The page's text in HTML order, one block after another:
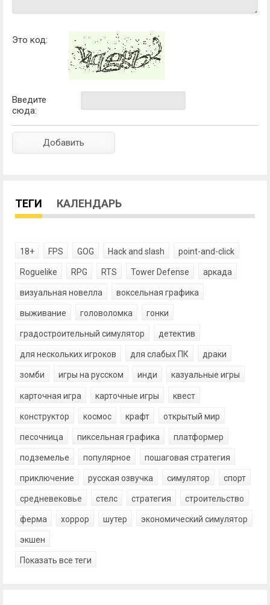
Это код:
Введите
сюда:
ТЕГИ КАЛЕНДАРЬ
18+ FPS GOG Hack and slash point-and-click
Roguelike RPG RTS Tower Defense аркада
визуальная новелла воксельная графика
выживание головоломка гонки
градостроительный симулятор детектив
для нескольких игроков для слабых ПК драки
зомби игры на русском инди казуальные игры
карточная игра карточные игры квест
конструктор космос крафт открытый мир
песочница пиксельная графика платформер
подземелье популярное пошаговая стратегия
приключение русская озвучка симулятор спорт
средневековье стелс стратегия строительство
ферма хоррор шутер экономический симулятор
экшен
Показать все теги